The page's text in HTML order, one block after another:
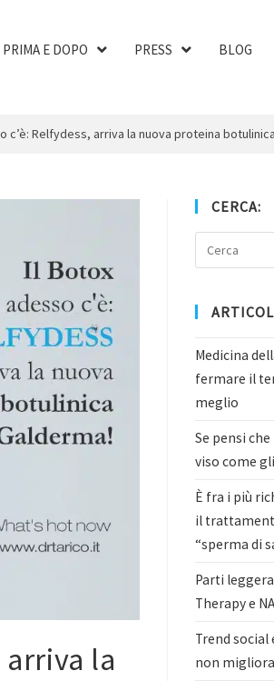
PRIMA E DOPO PRESS BLOG
c’è: Relfydess, arriva la nuova proteina
arriva la
CERCA:
Medicina
fermare il
meglio
Se pensi
viso come
È fra i più
il
“sperma di
Parti
Therapy e
Trend social
non migliora